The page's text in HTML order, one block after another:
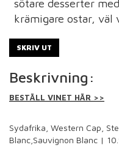
sötare desserter
krämigare ostar, väl
SKRIV UT
Beskrivning:
BESTÄLL VINET HÄR >>
Sydafrika, Western Cap,
Blanc,Sauvignon Blanc |